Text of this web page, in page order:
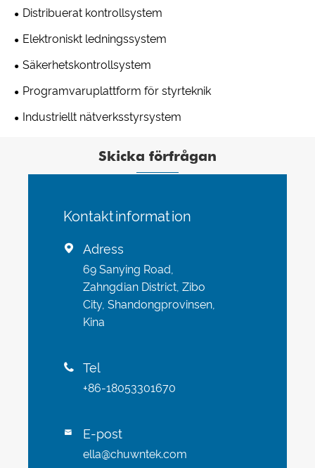
Distribuerat kontrollsystem
Elektroniskt ledningssystem
Säkerhetskontrollsystem
Programvaruplattform för styrteknik
Industriellt nätverksstyrsystem
Skicka förfrågan
Kontaktinformation
 Adress
69 Sanying Road,
Zahngdian District, Zibo
City, Shandongprovinsen,
Kina
 Tel
+86-18053301670
 E-post
ella@chuwntek.com